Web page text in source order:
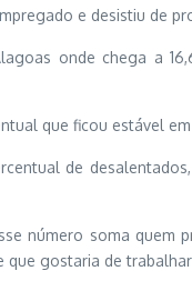
e desistiu de
onde chega a
que ficou estável
de
número soma quem
que gostaria de